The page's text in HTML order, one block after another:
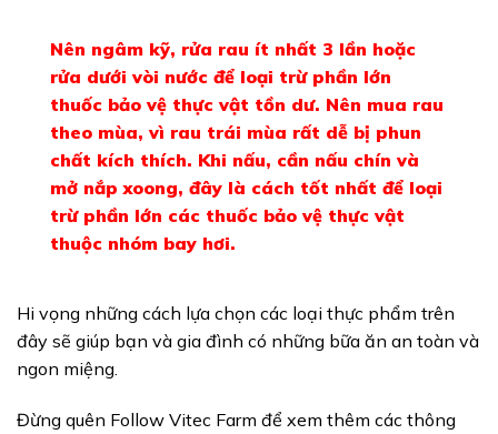
Nên ngâm kỹ, rửa rau ít nhất 3 lần hoặc
rửa dưới vòi nước để loại trừ phần lớn
thuốc bảo vệ thực vật tồn dư. Nên mua rau
theo mùa, vì rau trái mùa rất dễ bị phun
chất kích thích. Khi nấu, cần nấu chín và
mở nắp xoong, đây là cách tốt nhất để loại
trừ phần lớn các thuốc bảo vệ thực vật
thuộc nhóm bay hơi.
Hi vọng những cách lựa chọn các loại thực phẩm trên
đây sẽ giúp bạn và gia đình có những bữa ăn an toàn và
ngon miệng.
Đừng quên Follow Vitec Farm để xem thêm các thông